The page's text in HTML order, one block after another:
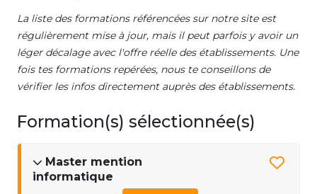
La liste des formations référencées sur notre site est
régulièrement mise à jour, mais il peut parfois y avoir un
léger décalage avec l'offre réelle des établissements. Une
fois tes formations repérées, nous te conseillons de
vérifier les infos directement auprès des établissements.
Formation(s) sélectionnée(s)
Master mention
informatique